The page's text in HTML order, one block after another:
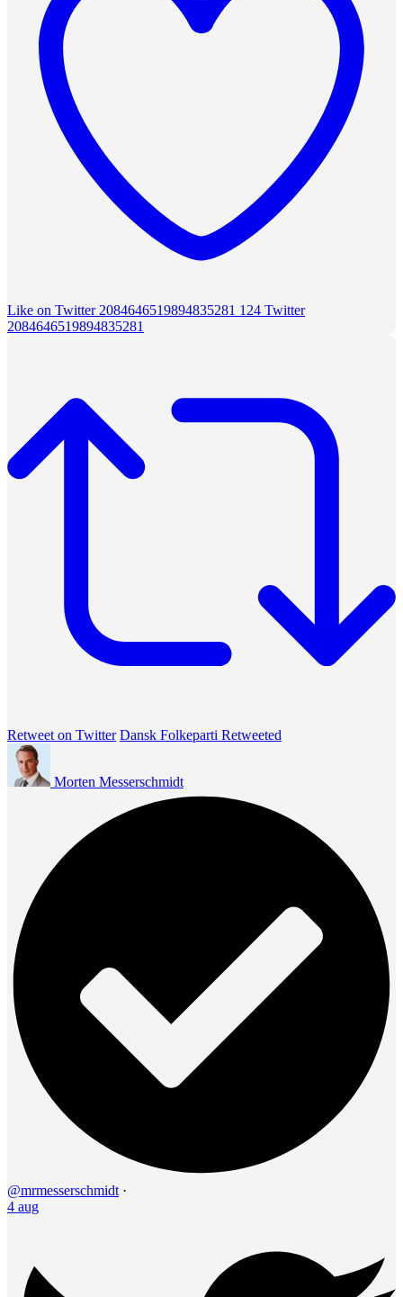
Like on Twitter 2084646519894835281 124 Twitter
2084646519894835281
Retweet on Twitter Dansk Folkeparti Retweeted
Morten Messerschmidt
@mrmesserschmidt ·
4 aug